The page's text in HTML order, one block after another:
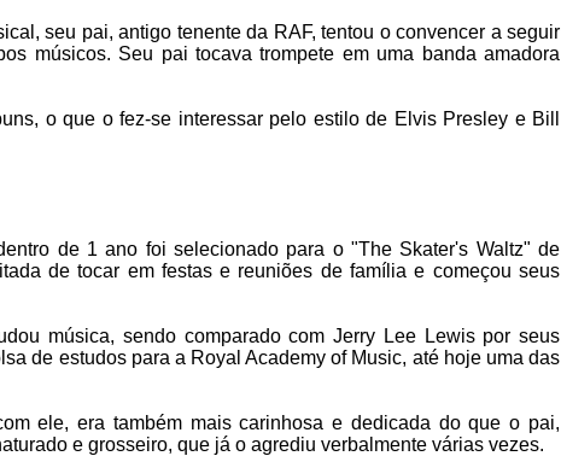
seu pai, antigo tenente da RAF, tentou o convencer a seguir
músicos. Seu pai tocava trompete em uma banda amadora
o que o fez-se interessar pelo estilo de Elvis Presley e Bill
de 1 ano foi selecionado para o "The Skater's Waltz" de
de tocar em festas e reuniões de família e começou seus
música, sendo comparado com Jerry Lee Lewis por seus
de estudos para a Royal Academy of Music, até hoje uma das
ele, era também mais carinhosa e dedicada do que o pai,
e grosseiro, que já o agrediu verbalmente várias vezes.